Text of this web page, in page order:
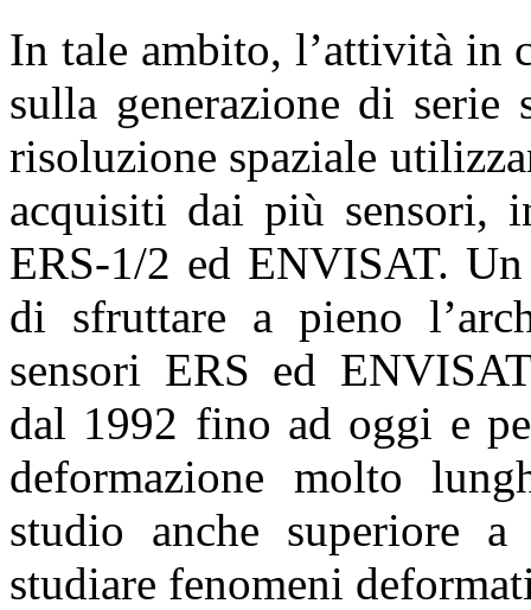
In tale ambito, l’attività in
sulla generazione di serie
risoluzione spaziale
acquisiti dai più sensori,
ERS-1/2 ed ENVISAT.
di sfruttare a pieno
sensori ERS ed
dal 1992 fino ad oggi e
deformazione molto
studio anche superiore
studiare fenomeni